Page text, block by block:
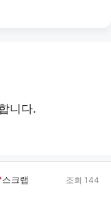
니다.
스크랩 조회 144